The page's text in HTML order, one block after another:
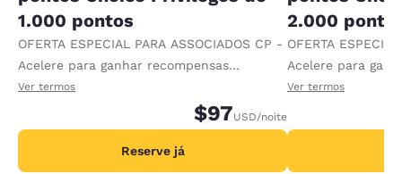
1.000 pontos
OFERTA ESPECIAL PARA ASSOCIADOS CP -
Acelere para ganhar recompensas
recebendo 1.000 pontos extras por diária.
Ver termos
$97USD/noite
Reserve já
2.000
OFERTA
Acelere para
recebendo 2.000
Ver termos